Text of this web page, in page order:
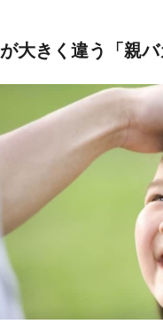
大きく違う「親バ